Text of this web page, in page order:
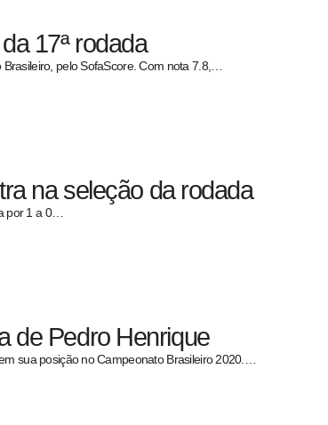
17ª rodada
pelo SofaScore. Com nota 7.8,…
na seleção da rodada
por 1 a 0…
de Pedro Henrique
sua posição no Campeonato Brasileiro 2020.…